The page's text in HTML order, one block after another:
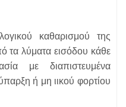
καθαρισμού της
τα λύματα εισόδου κάθε
με διαπιστευμένα
ή μη ιικού φορτίου